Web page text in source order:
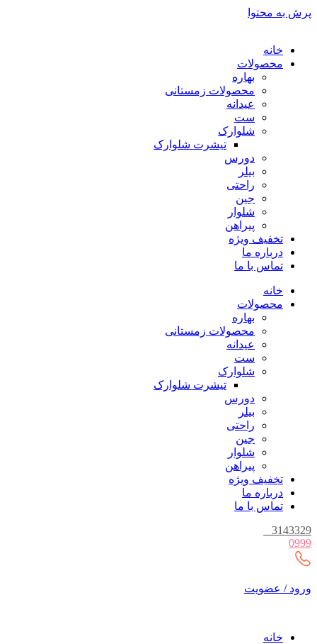
پرش به محتوا
خانه
محصولات
بهاره
محصولات زمستانی
عیدانه
ست
شلوارک
تیشرت شلوارک
دورس
بیلر
راحتی
جین
شلوار
پیراهن
تخفیف ویژه
درباره ما
تماس با ما
خانه
محصولات
بهاره
محصولات زمستانی
عیدانه
ست
شلوارک
تیشرت شلوارک
دورس
بیلر
راحتی
جین
شلوار
پیراهن
تخفیف ویژه
درباره ما
تماس با ما
3143329
0999
ورود / عضویت
خانه